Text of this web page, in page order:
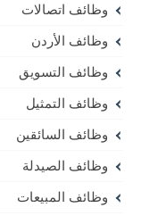
وظائف اتصالات
وظائف الأردن
وظائف التسويق
وظائف التمثيل
وظائف السائقين
وظائف الصيدلة
وظائف المبيعات